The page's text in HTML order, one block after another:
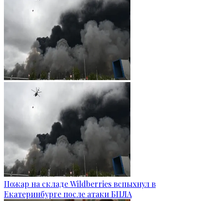
Пожар на складе Wildberries вспыхнул в
Екатеринбурге после атаки БПЛА